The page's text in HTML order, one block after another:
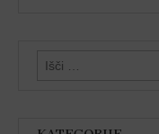
Išči: